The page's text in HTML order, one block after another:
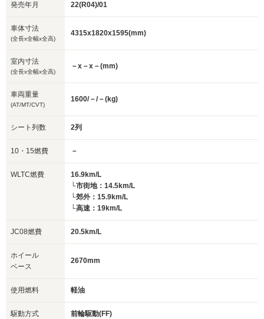
発売年月 22(R04)/01
車体寸法
(全長x全幅x全高)
4315x1820x1595(mm)
室内寸法
(全長x全幅x全高)
－x－x－(mm)
車両重量
(AT/MT/CVT)
1600/－/－(kg)
シート列数 2列
10・15燃費 －
WLTC燃費
16.9km/L
└市街地：14.5km/L
└郊外：15.9km/L
└高速：19km/L
JC08燃費 20.5km/L
ホイール
ベース
2670mm
使用燃料 軽油
駆動方式 前輪駆動(FF)